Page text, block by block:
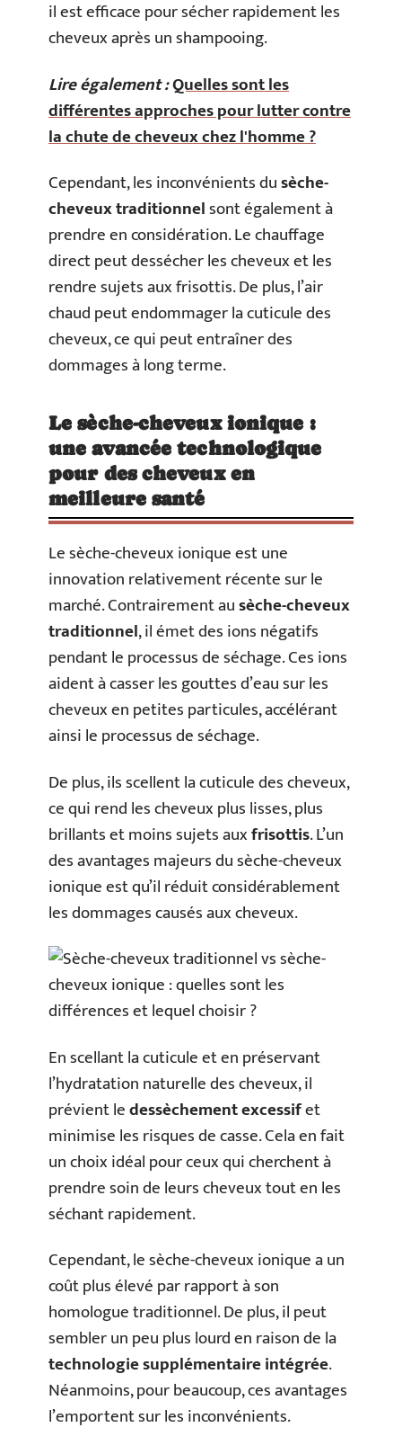
il est efficace pour sécher rapidement les
cheveux après un shampooing.
Lire également :Quelles sont les
différentes approches pour lutter contre
la chute de cheveux chez l'homme ?
Cependant, les inconvénients dusèche-
cheveux traditionnelsont également à
prendre en considération. Le chauffage
direct peut dessécher les cheveux et les
rendre sujets aux frisottis. De plus, l’air
chaud peut endommager la cuticule des
cheveux, ce qui peut entraîner des
dommages à long terme.
Le sèche-cheveux ionique :
une avancée technologique
pour des cheveux en
meilleure santé
Le sèche-cheveux ionique est une
innovation relativement récente sur le
marché. Contrairement ausèche-cheveux
traditionnel, il émet des ions négatifs
pendant le processus de séchage. Ces ions
aident à casser les gouttes d’eau sur les
cheveux en petites particules, accélérant
ainsi le processus de séchage.
De plus, ils scellent la cuticule des cheveux,
ce qui rend les cheveux plus lisses, plus
brillants et moins sujets auxfrisottis. L’un
des avantages majeurs du sèche-cheveux
ionique est qu’il réduit considérablement
les dommages causés aux cheveux.
En scellant la cuticule et en préservant
l’hydratation naturelle des cheveux, il
prévient ledessèchement excessifet
minimise les risques de casse. Cela en fait
un choix idéal pour ceux qui cherchent à
prendre soin de leurs cheveux tout en les
séchant rapidement.
Cependant, le sèche-cheveux ionique a un
coût plus élevé par rapport à son
homologue traditionnel. De plus, il peut
sembler un peu plus lourd en raison de la
technologie supplémentaire intégrée.
Néanmoins, pour beaucoup, ces avantages
l’emportent sur les inconvénients.